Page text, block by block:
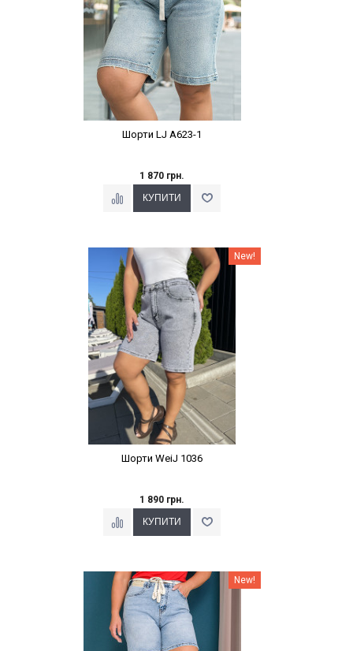
Шорти LJ A623-1
1 870 грн.
Наклейки Варіант з % New!
Шорти WeiJ 1036
1 890 грн.
Наклейки Варіант з % New!